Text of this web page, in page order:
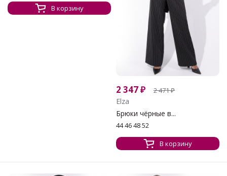
В корзину
2 347₽ 2 471₽
Elza
Брюки чёрные в...
44 46 48 52
В корзину